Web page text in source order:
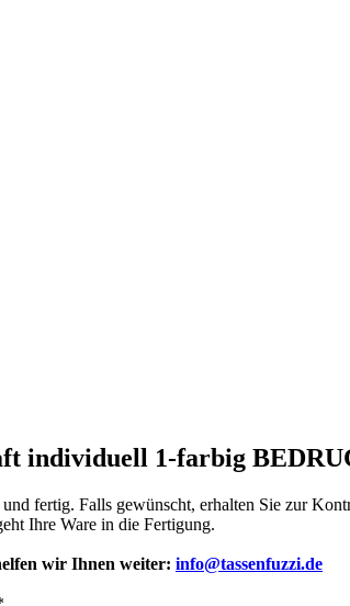
individuell 1-farbig
fertig. Falls gewünscht, erhalten Sie zur
Ihre Ware in die Fertigung.
wir Ihnen weiter: info@tassenfuzzi.de